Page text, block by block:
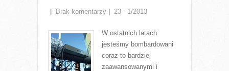
Brak komentarzy 23 - 1/2013
W ostatnich latach
jesteśmy bombardowani
coraz to bardziej
zaawansowanymi i